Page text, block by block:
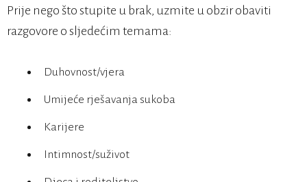
Prije nego što stupite u brak, uzmite u obzir obaviti
razgovore o sljedećim temama:
Duhovnost/vjera
Umijeće rješavanja sukoba
Karijere
Intimnost/suživot